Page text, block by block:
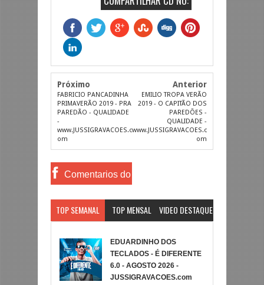
Próximo
FABRICIO PANCADINHA
PRIMAVERÃO 2019 - PRA
PAREDÃO - QUALIDADE
-
www.JUSSIGRAVACOES.c
om
Anterior
EMILIO TROPA VERÃO
2019 - O CAPITÃO DOS
PAREDÕES -
QUALIDADE -
www.JUSSIGRAVACOES.c
om
Comentarios do
TOP SEMANAL TOP MENSAL VIDEO DESTAQUE
EDUARDINHO DOS
TECLADOS - É DIFERENTE
6.0 - AGOSTO 2026 -
JUSSIGRAVACOES.com